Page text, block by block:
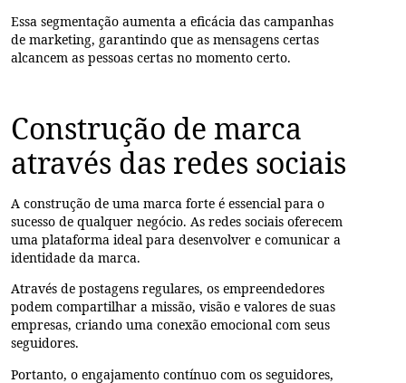
Essa segmentação aumenta a eficácia das campanhas
de marketing, garantindo que as mensagens certas
alcancem as pessoas certas no momento certo.
Construção de marca
através das redes sociais
A construção de uma marca forte é essencial para o
sucesso de qualquer negócio. As redes sociais oferecem
uma plataforma ideal para desenvolver e comunicar a
identidade da marca.
Através de postagens regulares, os empreendedores
podem compartilhar a missão, visão e valores de suas
empresas, criando uma conexão emocional com seus
seguidores.
Portanto, o engajamento contínuo com os seguidores,